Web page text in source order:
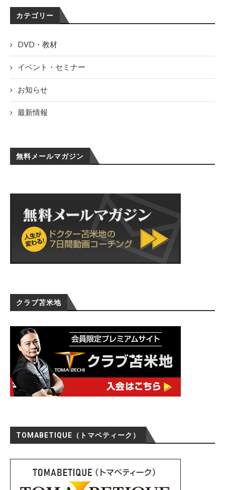
カテゴリー
DVD・教材
イベント・セミナー
お知らせ
最新情報
無料メールマガジン
クラブ苫米地
TOMABETIQUE（トマベティーク）